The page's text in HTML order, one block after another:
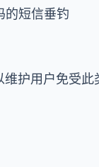
的短信垂钓
护用户免受此